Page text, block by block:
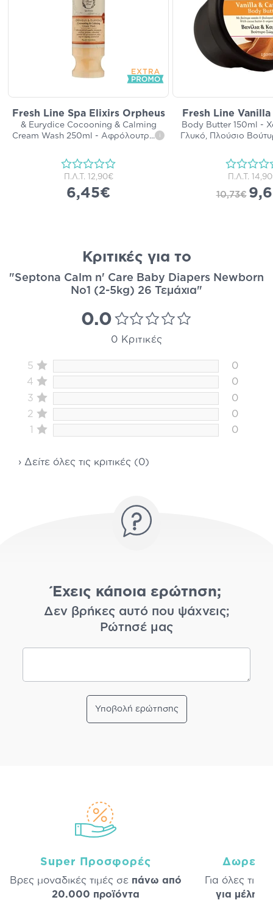
Fresh Line Spa Elixirs Orpheus
& Eurydice Cocooning & Calming
Cream Wash 250ml - Αφρόλουτρ... i
Π.Λ.Τ. 12,90€
6,45€
Fresh Line Vanilla
Body Butter 150ml -
Γλυκό, Πλούσιο
Π.Λ.Τ.
10,73€
Κριτικές για το
"Septona Calm n' Care Baby Diapers Newborn
No1 (2-5kg) 26 Τεμάχια"
0.0
0 Κριτικές
5
0
4
0
3
0
2
0
1
0
› Δείτε όλες τις κριτικές (0)
Έχεις κάποια ερώτηση;
Δεν βρήκες αυτό που ψάχνεις;
Ρώτησέ μας
Υποβολή ερώτησης
Super Προσφορές
Βρες μοναδικές τιμές σε πάνω από
20.000 προϊόντα
Δωρεάν
Για όλες τις
για μέλη